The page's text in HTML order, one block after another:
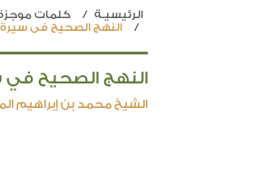
الرئيسيـة كلمات
النهج الصحيح في سيرة
النهج الصحيح في
الشيخ محمد بن إبراهيم